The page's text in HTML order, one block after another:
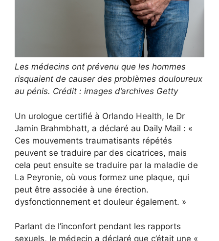
Les médecins ont prévenu que les hommes
risquaient de causer des problèmes douloureux
au pénis. Crédit : images d’archives Getty
Un urologue certifié à Orlando Health, le Dr
Jamin Brahmbhatt, a déclaré au Daily Mail : «
Ces mouvements traumatisants répétés
peuvent se traduire par des cicatrices, mais
cela peut ensuite se traduire par la maladie de
La Peyronie, où vous formez une plaque, qui
peut être associée à une érection.
dysfonctionnement et douleur également. »
Parlant de l’inconfort pendant les rapports
sexuels, le médecin a déclaré que c’était une «